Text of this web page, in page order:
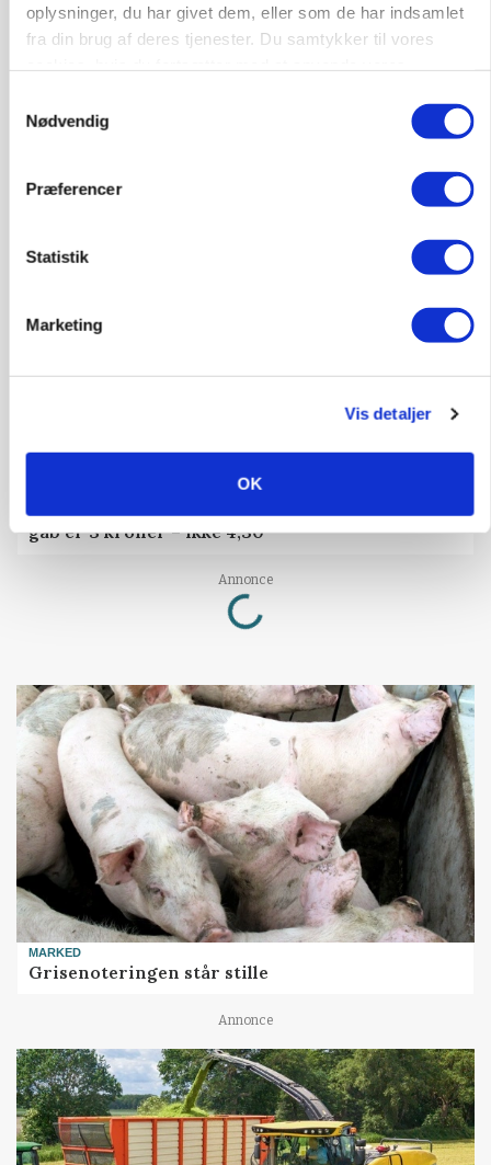
oplysninger, du har givet dem, eller som de har indsamlet
fra din brug af deres tjenester. Du samtykker til vores
Nødvendig
Præferencer
Statistik
Marketing
Vis detaljer
OK
Markvandring sætter fokus på elefantgræs
Danish Crown slår igen i noteringsstrid: Tysk
gab er 3 kroner – ikke 4,30
Annonce
Loading...
MARKED
Grisenoteringen står stille
Annonce